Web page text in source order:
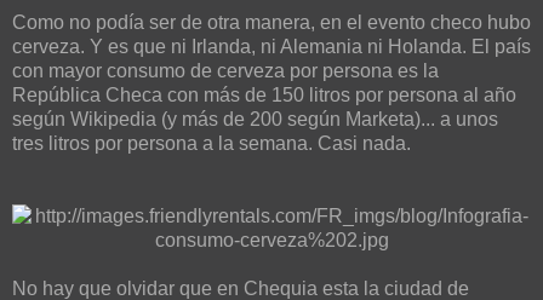
Como no podía ser de otra manera, en el evento checo hubo
cerveza. Y es que ni Irlanda, ni Alemania ni Holanda. El país
con mayor consumo de cerveza por persona es la
República Checa con más de 150 litros por persona al año
según Wikipedia (y más de 200 según Marketa)... a unos
tres litros por persona a la semana. Casi nada.
No hay que olvidar que en Chequia esta la ciudad de